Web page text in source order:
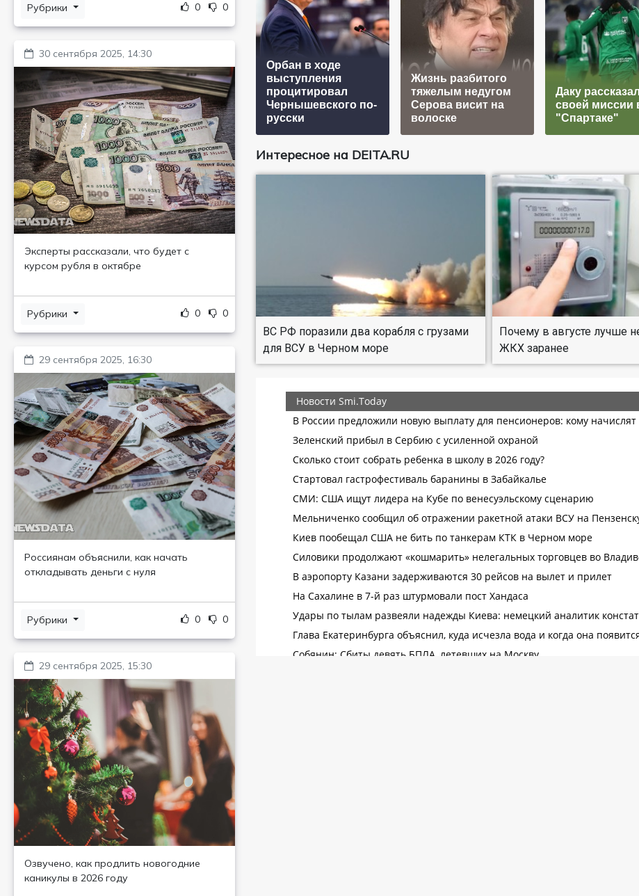
Рубрики 0 0
30 сентября 2025, 14:30
Эксперты рассказали, что будет с
курсом рубля в октябре
Рубрики 0 0
29 сентября 2025, 16:30
Россиянам объяснили, как начать
откладывать деньги с нуля
Рубрики 0 0
29 сентября 2025, 15:30
Озвучено, как продлить новогодние
каникулы в 2026 году
Орбан в ходе
выступления
процитировал
Чернышевского по-
русски
Жизнь разбитого
тяжелым недугом
Серова висит на
волоске
Даку
своей миссии
"Спартаке"
Интересное на DEITA.RU
ВС РФ поразили два корабля с грузами
для ВСУ в Черном море
Почему в августе лучше
ЖКХ заранее